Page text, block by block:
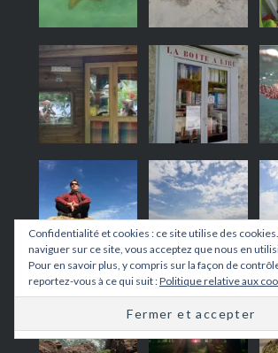
Confidentialité et cookies : ce site utilise des
naviguer sur ce site, vous acceptez que nous en
Pour en savoir plus, y compris sur la façon de
reportez-vous à ce qui suit :Politique relative aux